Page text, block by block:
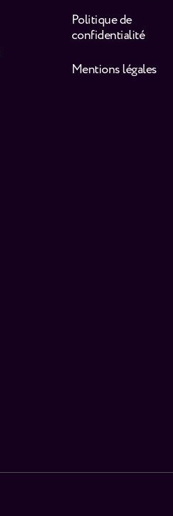
Politique de
confidentialité
Mentions légales